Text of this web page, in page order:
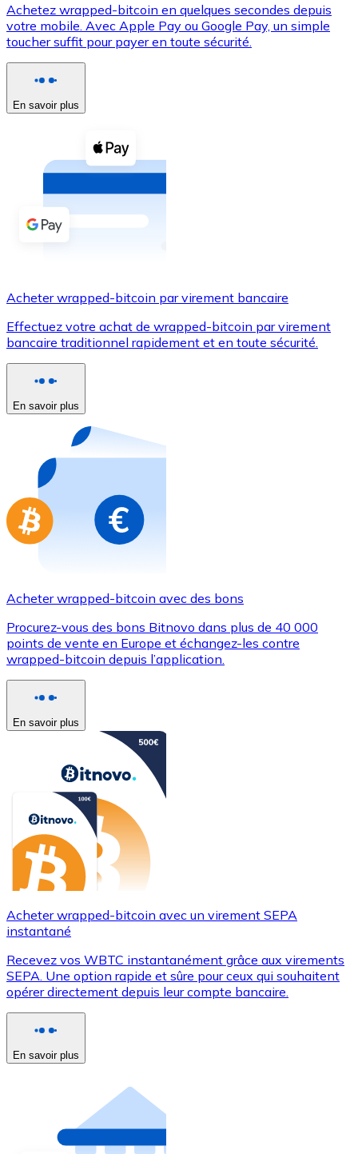
XRP
XRP
Voir toutes
Coupons crypto
Achetez des cryptomonnaies en espèces et d'autres
Acheter avec espèces
Virement SEPA
Utilisez les cartes Visa et Mastercard pour acheter
Acheter avec carte
Nouveau
Achetez des cartes-cadeaux de vos marques
Aller à la boutique de cartes-cadeaux
Achetez wrapped-bitcoin en quelques secondes depuis
votre mobile. Avec Apple Pay ou Google Pay, un simple
toucher suffit pour payer en toute sécurité.
En savoir plus
Acheter wrapped-bitcoin par virement bancaire
Effectuez votre achat de wrapped-bitcoin par virement
bancaire traditionnel rapidement et en toute sécurité.
En savoir plus
Acheter wrapped-bitcoin avec des bons
Procurez-vous des bons Bitnovo dans plus de 40 000
points de vente en Europe et échangez-les contre
wrapped-bitcoin depuis l’application.
En savoir plus
Acheter wrapped-bitcoin avec un virement SEPA
instantané
Recevez vos WBTC instantanément grâce aux virements
SEPA. Une option rapide et sûre pour ceux qui souhaitent
opérer directement depuis leur compte bancaire.
En savoir plus